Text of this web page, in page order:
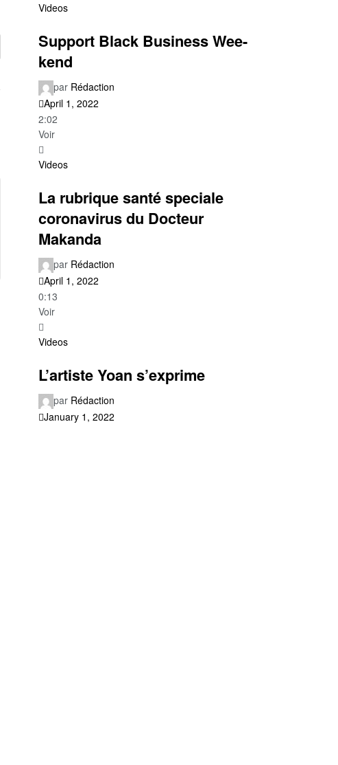
Videos
Support Black Business Wee-
kend
par Rédaction
April 1, 2022
2:02
Voir
Videos
La rubrique santé speciale
coronavirus du Docteur
Makanda
par Rédaction
April 1, 2022
0:13
Voir
Videos
L’artiste Yoan s’exprime
par Rédaction
January 1, 2022